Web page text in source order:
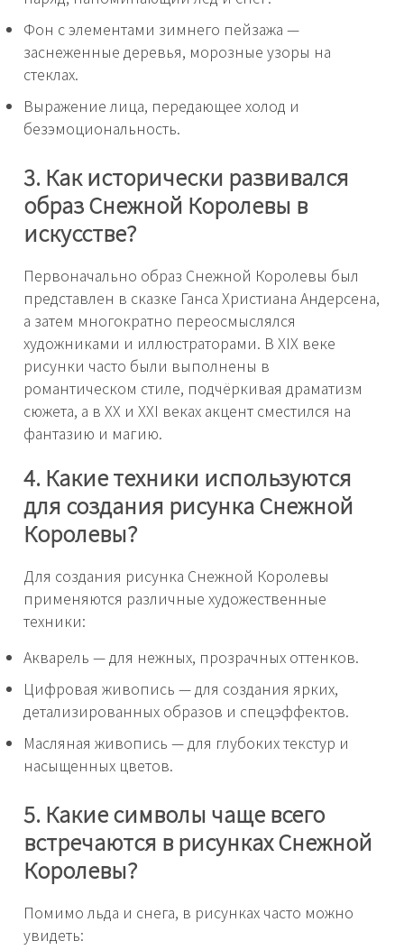
Фон с элементами зимнего пейзажа —
заснеженные деревья, морозные узоры на
стеклах.
Выражение лица, передающее холод и
безэмоциональность.
3. Как исторически развивался
образ Снежной Королевы в
искусстве?
Первоначально образ Снежной Королевы был
представлен в сказке Ганса Христиана Андерсена,
а затем многократно переосмыслялся
художниками и иллюстраторами. В XIX веке
рисунки часто были выполнены в
романтическом стиле, подчёркивая драматизм
сюжета, а в XX и XXI веках акцент сместился на
фантазию и магию.
4. Какие техники используются
для создания рисунка Снежной
Королевы?
Для создания рисунка Снежной Королевы
применяются различные художественные
техники:
Акварель — для нежных, прозрачных оттенков.
Цифровая живопись — для создания ярких,
детализированных образов и спецэффектов.
Масляная живопись — для глубоких текстур и
насыщенных цветов.
5. Какие символы чаще всего
встречаются в рисунках Снежной
Королевы?
Помимо льда и снега, в рисунках часто можно
увидеть: